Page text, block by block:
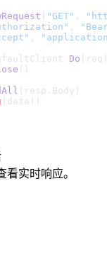
( "GET" , "
,
,
Do (req)
()
(resp.Body)
(data))
看实时响应。